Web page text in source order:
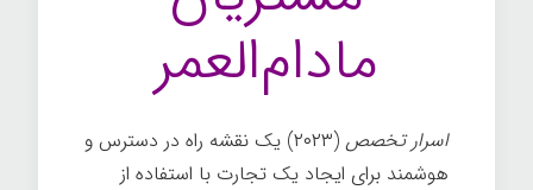
مادام‌العمر
اسرار تخصص
(۲۰۲۳) یک نقشه راه در دسترس و
هوشمند برای ایجاد یک تجارت با استفاده از